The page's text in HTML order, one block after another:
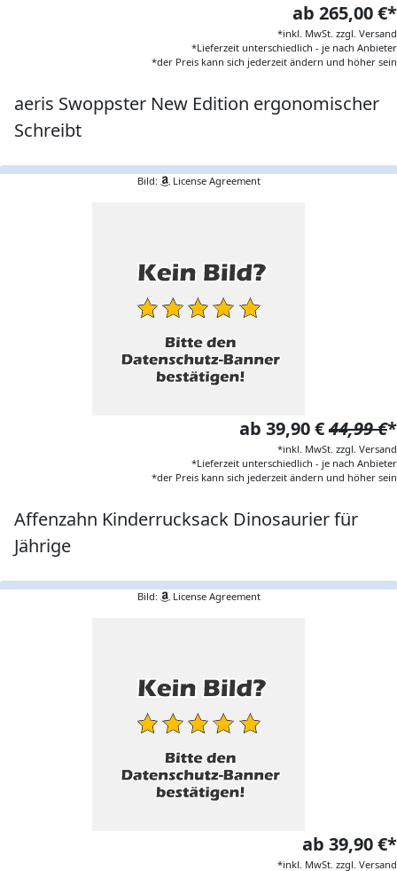
ab 265,00 €*
*inkl. MwSt. zzgl. Versand
*Lieferzeit unterschiedlich - je nach Anbieter
*der Preis kann sich jederzeit ändern und höher sein
aeris Swoppster New Edition ergonomischer
Schreibt
Bild: License Agreement
ab 39,90 €44,99 €*
*inkl. MwSt. zzgl. Versand
*Lieferzeit unterschiedlich - je nach Anbieter
*der Preis kann sich jederzeit ändern und höher sein
Affenzahn Kinderrucksack Dinosaurier für
Jährige
Bild: License Agreement
ab 39,90 €*
*inkl. MwSt. zzgl. Versand